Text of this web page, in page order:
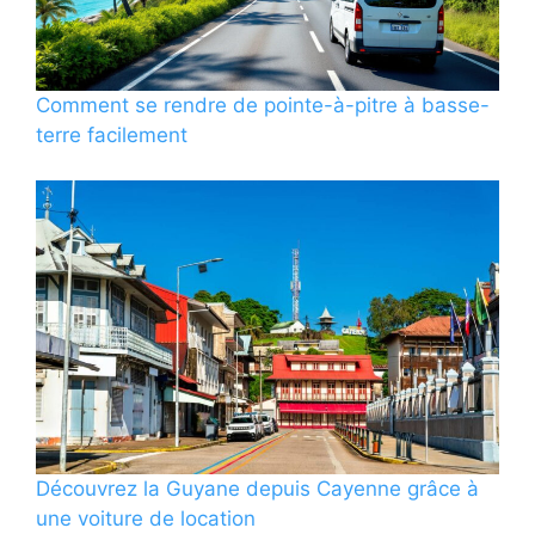
Comment se rendre de pointe-à-pitre à basse-
terre facilement
Découvrez la Guyane depuis Cayenne grâce à
une voiture de location